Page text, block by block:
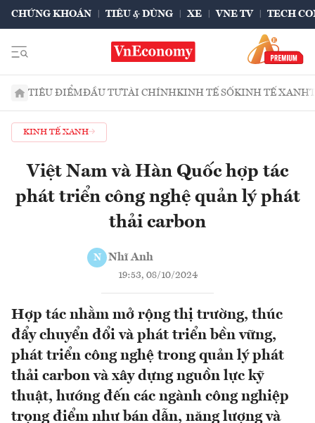
CHỨNG KHOÁN TIÊU & DÙNG XE VNE TV TECH
TIÊU ĐIỂMĐẦU TƯTÀI CHÍNHKINH TẾ SỐKINH TẾ XANH
KINH TẾ XANH
Việt Nam và Hàn Quốc hợp tác
phát triển công nghệ quản lý phát
thải carbon
N Nhĩ Anh
19:53, 08/10/2024
Hợp tác nhằm mở rộng thị trường, thúc
đẩy chuyển đổi và phát triển bền vững,
phát triển công nghệ trong quản lý phát
thải carbon và xây dựng nguồn lực kỹ
thuật, hướng đến các ngành công nghiệp
trọng điểm như bán dẫn, năng lượng và